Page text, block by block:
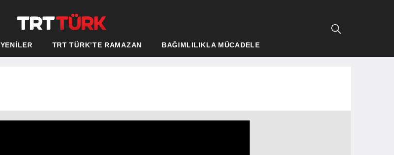
YENİLER TRT TÜRK’TE RAMAZAN BAĞIMLILIKLA MÜCADELE